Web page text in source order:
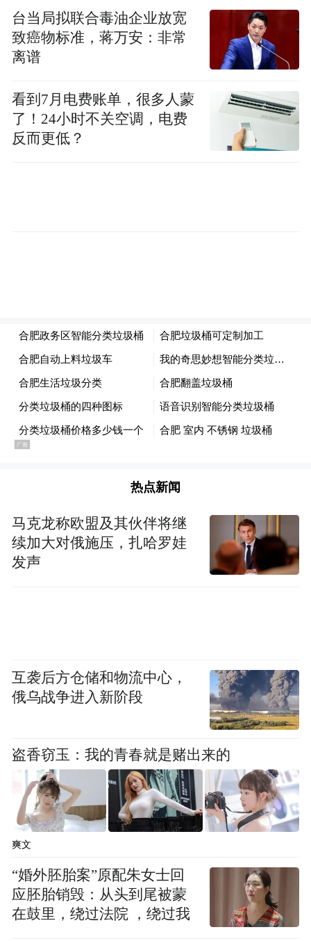
要布局，也是对接全国优质医疗资源、促进
学术交流、人才培养和技术引进的重要平
台，更是九三学社规范基层组织管理、丰富
实需要。
任桂英对支社和全体社员提出四点希望：一
医院学科提质、人才成长和区域医疗高地建
设；三是提升履职活力，围绕医改热点、就
医民生难题深入调研、精准建言，常态化开
展健康科普、义诊帮扶，加快打造支社特色
履职品牌，在服务大局中彰显九三学社担
当；四是从严加强自身建设，支社班子要团
活，做好人才储备和青年社员培养，严守作
风纪律，营造风清气正、团结奋进的良好氛
围，以过硬队伍建设护航各项工作走深走
实。
王振东在讲话中对支社成立及新当选班子、
全体九三学社社员表示热烈祝贺，向莅临领
导表示感谢。他指出，近年来医院发展成绩
亮眼，连续两年国家三级公立医院绩效考核
台当局拟联合毒油企业放宽
致癌物标准，蒋万安：非常
离谱
看到7月电费账单，很多人蒙
了！24小时不关空调，电费
反而更低？
热点新闻
马克龙称欧盟及其伙伴将继
续加大对俄施压，扎哈罗娃
发声
互袭后方仓储和物流中心，
俄乌战争进入新阶段
盗香窃玉：我的青春就是赌出来的
爽文
“婚外胚胎案”原配朱女士回
应胚胎销毁：从头到尾被蒙
在鼓里，绕过法院 ，绕过我